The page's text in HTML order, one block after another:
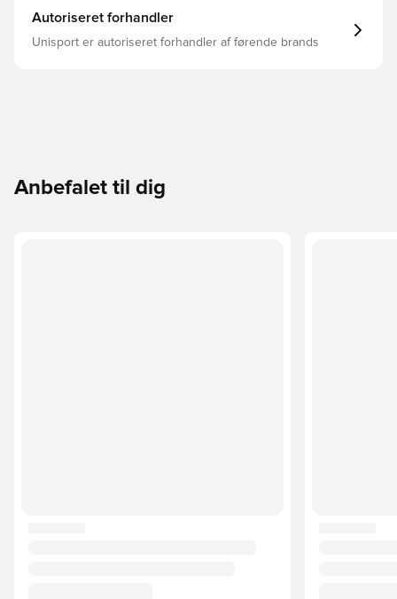
Autoriseret forhandler
Unisport er autoriseret forhandler af førende brands
Anbefalet til dig